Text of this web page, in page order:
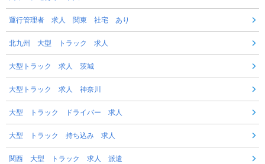
運行管理者 求人 関東 社宅 あり
北九州 大型 トラック 求人
大型トラック 求人 茨城
大型トラック 求人 神奈川
大型 トラック ドライバー 求人
大型 トラック 持ち込み 求人
関西 大型 トラック 求人 派遣